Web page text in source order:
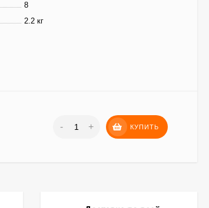
8
2.2 кг
- + КУПИТЬ